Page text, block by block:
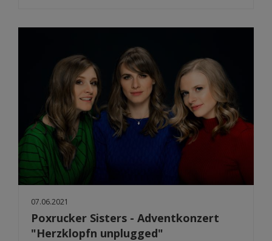
07.06.2021
Poxrucker Sisters - Adventkonzert
"Herzklopfn unplugged"